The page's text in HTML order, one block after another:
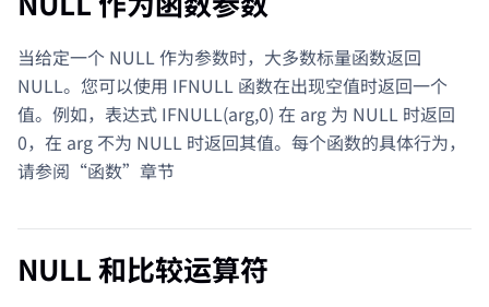
当给定一个 NULL 作为参数时，大多数标量函数返回
NULL。您可以使用 IFNULL 函数在出现空值时返回一个
值。例如，表达式 IFNULL(arg,0) 在 arg 为 NULL 时返回
0，在 arg 不为 NULL 时返回其值。每个函数的具体行为，
请参阅“函数”章节
NULL 和比较运算符